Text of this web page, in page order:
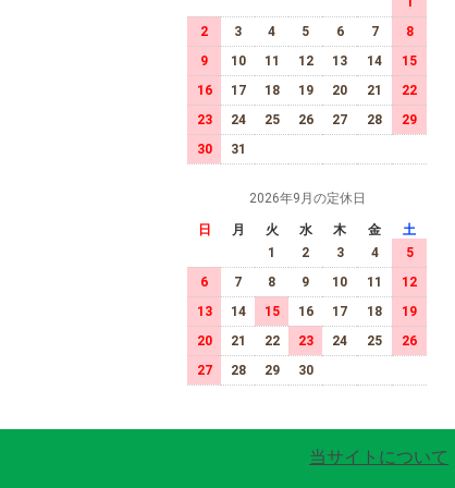
2
3 4 5 6 7
8
9
10 11 12 13 14
15
16
17 18 19 20 21
22
23
24 25 26 27 28
29
30
31
2026年9月の定休日
日 月 火 水 木 金
土
1
2 3 4
5
6
7 8 9 10 11
12
13
14 15 16 17 18
19
20
21 22 23 24 25
26
27
28 29 30
当サイトについて